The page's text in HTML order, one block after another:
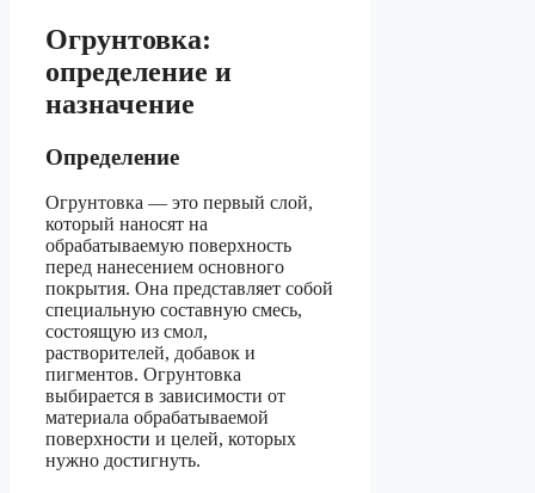
Огрунтовка:
определение и
назначение
Определение
Огрунтовка — это первый слой,
который наносят на
обрабатываемую поверхность
перед нанесением основного
покрытия. Она представляет собой
специальную составную смесь,
состоящую из смол,
растворителей, добавок и
пигментов. Огрунтовка
выбирается в зависимости от
материала обрабатываемой
поверхности и целей, которых
нужно достигнуть.